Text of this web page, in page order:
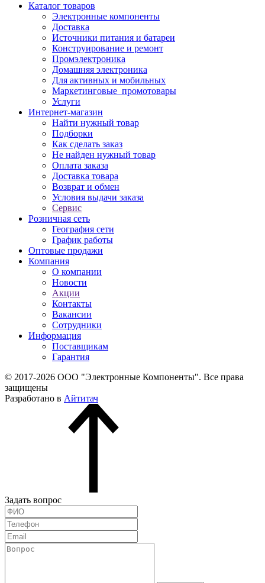
Каталог товаров
Электронные компоненты
Доставка
Источники питания и батареи
Конструирование и ремонт
Промэлектроника
Домашняя электроника
Для активных и мобильных
Маркетинговые_промотовары
Услуги
Интернет-магазин
Найти нужный товар
Подборки
Как сделать заказ
Не найден нужный товар
Оплата заказа
Доставка товара
Возврат и обмен
Условия выдачи заказа
Сервис
Розничная сеть
География сети
График работы
Оптовые продажи
Компания
О компании
Новости
Акции
Контакты
Вакансии
Сотрудники
Информация
Поставщикам
Гарантия
© 2017-2026 ООО "Электронные Компоненты". Все права
защищены
Разработано в Айтитач
Задать вопрос